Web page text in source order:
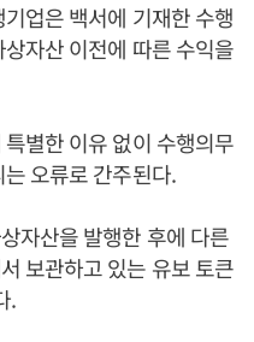
업은 백서에 기재한 수행
자산 이전에 따른 수익을
별한 이유 없이 수행의무
오류로 간주된다.
자산을 발행한 후에 다른
보관하고 있는 유보 토큰
.